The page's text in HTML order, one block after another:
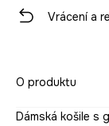
Vrácení a
O produktu
Dámská košile s